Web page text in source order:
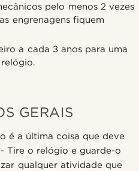
pelo menos 2 vezes
engrenagens fiquem
a cada 3 anos para uma
GERAIS
é a última coisa que deve
Tire o relógio e guarde-o
qualquer atividade que